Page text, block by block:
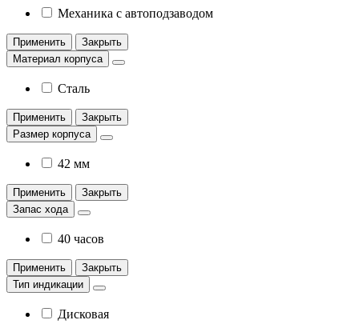
Механика с автоподзаводом
Применить
Закрыть
Материал корпуса
Сталь
Применить
Закрыть
Размер корпуса
42 мм
Применить
Закрыть
Запас хода
40 часов
Применить
Закрыть
Тип индикации
Дисковая